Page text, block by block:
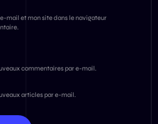
mail et mon site dans le navigateur
commentaires par e-mail.
articles par e-mail.